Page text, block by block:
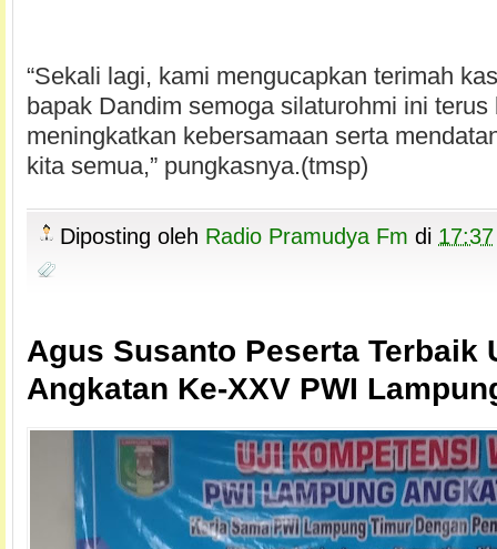
“Sekali lagi, kami mengucapkan terimah
bapak Dandim semoga silaturohmi ini terus
meningkatkan kebersamaan serta
kita semua,” pungkasnya.(tmsp)
Diposting oleh Radio Pramudya Fm di 17:37
Agus Susanto Peserta Terbaik
Angkatan Ke-XXV PWI